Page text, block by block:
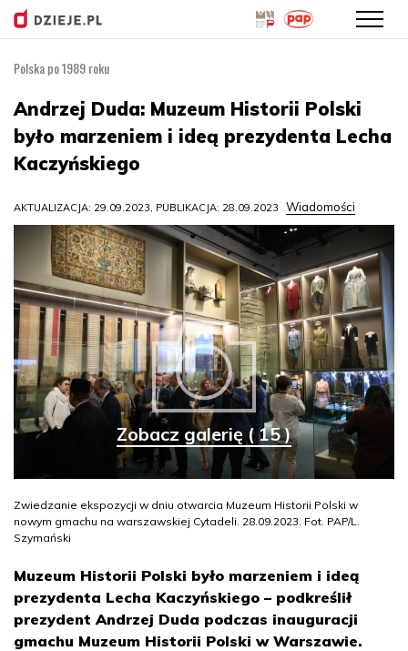
treści
Polska po 1989 roku
Andrzej Duda: Muzeum Historii Polski
było marzeniem i ideą prezydenta Lecha
Kaczyńskiego
AKTUALIZACJA: 29.09.2023, PUBLIKACJA: 28.09.2023 Wiadomości
Zobacz galerię ( 15 )
Zwiedzanie ekspozycji w dniu otwarcia Muzeum Historii Polski w
nowym gmachu na warszawskiej Cytadeli. 28.09.2023. Fot. PAP/L.
Szymański
Muzeum Historii Polski było marzeniem i ideą
prezydenta Lecha Kaczyńskiego – podkreślił
prezydent Andrzej Duda podczas inauguracji
gmachu Muzeum Historii Polski w Warszawie.